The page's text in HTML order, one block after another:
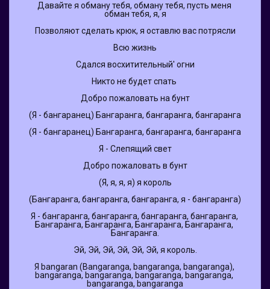
Давайте я обману тебя, обману тебя, пусть меня
обман тебя, я, я
Позволяют сделать крюк, я оставлю вас потрясли
Всю жизнь
Сдался восхитительный' огни
Никто не будет спать
Добро пожаловать на бунт
(Я - бангаранец) Бангаранга, бангаранга, бангаранга
(Я - бангаранец) Бангаранга, бангаранга, бангаранга
Я - Слепящий свет
Добро пожаловать в бунт
(Я, я, я, я) я король
(Бангаранга, бангаранга, бангаранга, я - бангаранга)
Я - бангаранга, бангаранга, бангаранга, бангаранга,
Бангаранга, Бангаранга, Бангаранга, Бангаранга,
Бангаранга.
Эй, Эй, Эй, Эй, Эй, Эй, я король.
Я bangaran (Bangaranga, bangaranga, bangaranga),
bangaranga, bangaranga, bangaranga, bangaranga,
bangaranga, bangaranga